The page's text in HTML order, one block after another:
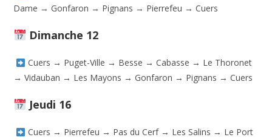
Dame → Gonfaron → Pignans → Pierrefeu → Cuers
Dimanche 12
Cuers → Puget-Ville → Besse → Cabasse → Le Thoronet
→ Vidauban → Les Mayons → Gonfaron → Pignans → Cuers
Jeudi 16
Cuers → Pierrefeu → Pas du Cerf → Les Salins → Le Port